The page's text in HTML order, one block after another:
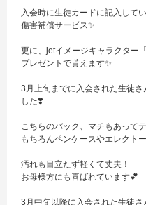
入会時に生徒カードに記入して
傷害補償サービス✨
更に、jetイメージキャラクター
プレゼントで貰えます✨
3月上旬までに入会された生徒
した❣️
こちらのバック、マチもあって
もちろんペンケースやエレクト
汚れも目立たず軽くて丈夫！
お母様方にも喜ばれています💕
3月中旬以降に入会された生徒さ